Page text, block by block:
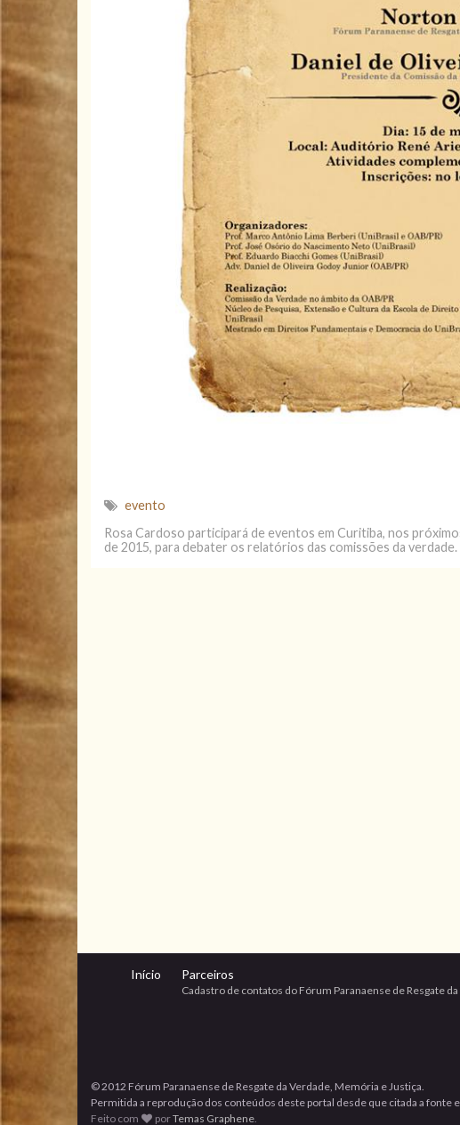
evento
Rosa Cardoso participará de eventos em Curitiba, nos
de 2015, para debater os relatórios das comissões da verdade.
Início Parceiros
Cadastro de contatos do Fórum Paranaense de Resgate
© 2012 Fórum Paranaense de Resgate da Verdade, Memória e Justiça.
Permitida a reprodução dos conteúdos deste portal desde que citada a
Feito com
porTemas Graphene.